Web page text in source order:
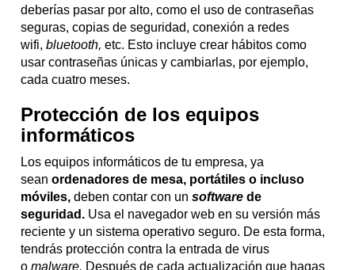
deberías pasar por alto, como el uso de contraseñas
seguras, copias de seguridad, conexión a redes
wifi,bluetooth, etc. Esto incluye crear hábitos como
usar contraseñas únicas y cambiarlas, por ejemplo,
cada cuatro meses.
Protección de los equipos
informáticos
Los equipos informáticos de tu empresa, ya
seanordenadores de mesa, portátiles o incluso
móviles, deben contar con unsoftware de
seguridad. Usa el navegador web en su versión más
reciente y un sistema operativo seguro. De esta forma,
tendrás protección contra la entrada de virus
omalware. Después de cada actualización que hagas